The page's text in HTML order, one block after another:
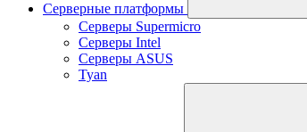
Серверные платформы
Серверы Supermicro
Серверы Intel
Серверы ASUS
Tyan